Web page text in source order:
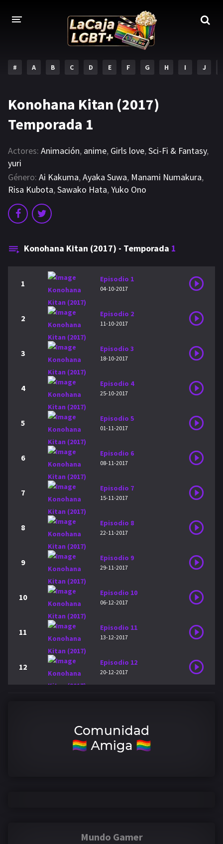
# A B C D E F G H I J
Konohana Kitan (2017)
Temporada 1
Actores: Animación, anime, Girls love,Sci-Fi & Fantasy,
yuri
Género: Ai Kakuma,Ayaka Suwa, Manami Numakura,
Risa Kubota,Sawako Hata,Yuko Ono
Konohana Kitan (2017) - Temporada 1
1 Episodio 1
04-10-2017
2 Episodio 2
11-10-2017
3 Episodio 3
18-10-2017
4 Episodio 4
25-10-2017
5 Episodio 5
01-11-2017
6 Episodio 6
08-11-2017
7 Episodio 7
15-11-2017
8 Episodio 8
22-11-2017
9 Episodio 9
29-11-2017
10 Episodio 10
06-12-2017
11 Episodio 11
13-12-2017
12 Episodio 12
20-12-2017
Mundo Gamer